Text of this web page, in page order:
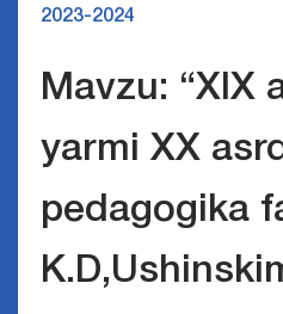
2023-2024
Mavzu: “XIX
yarmi XX
pedagogika